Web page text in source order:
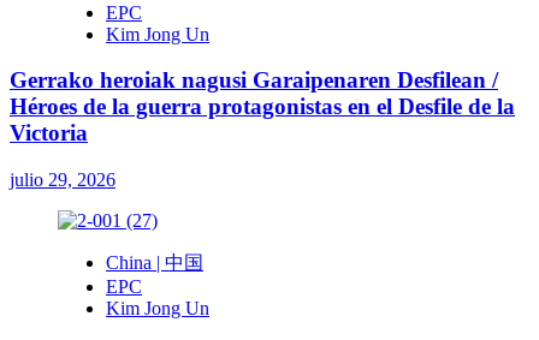
EPC
Kim Jong Un
Gerrako heroiak nagusi Garaipenaren Desfilean /
Héroes de la guerra protagonistas en el Desfile de la
Victoria
julio 29, 2026
China | 中国
EPC
Kim Jong Un